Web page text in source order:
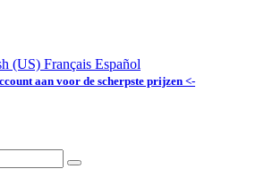
(US) Français Español
aan voor de scherpste prijzen <-